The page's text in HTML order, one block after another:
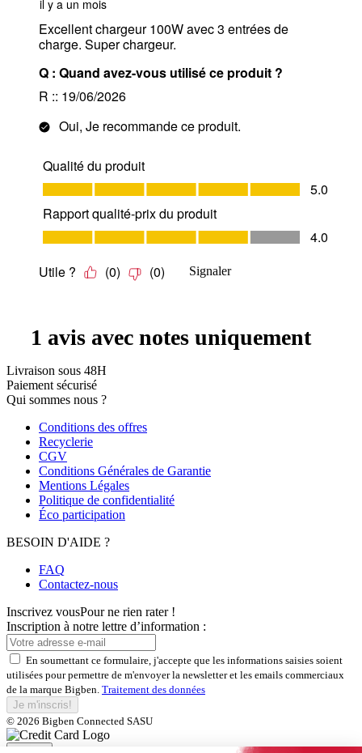
Livraison sous 48H
Paiement sécurisé
Qui sommes nous ?
Conditions des offres
Recyclerie
CGV
Conditions Générales de Garantie
Mentions Légales
Politique de confidentialité
Éco participation
BESOIN D'AIDE ?
FAQ
Contactez-nous
Inscrivez vousPour ne rien rater !
Inscription à notre lettre d’information :
En soumettant ce formulaire, j'accepte que les informations saisies soient
utilisées pour permettre de m'envoyer la newsletter et les emails commerciaux
de la marque Bigben. Traitement des données
Je m'inscris!
© 2026 Bigben Connected SASU